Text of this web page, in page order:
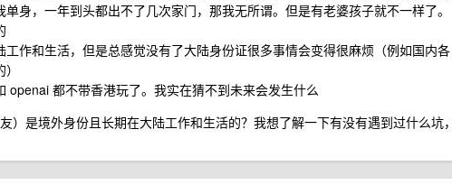
身，一年到头都出不了几次家门，那我无所谓。但是有老婆孩子就不一样了。
作和生活，但是总感觉没有了大陆身份证很多事情会变得很麻烦（例如国内各
都不带香港玩了。我实在猜不到未来会发生什么
）是境外身份且长期在大陆工作和生活的？我想了解一下有没有遇到过什么坑，